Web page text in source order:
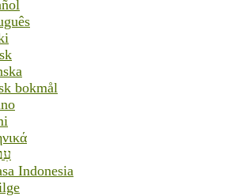
bokmål
Indonesia